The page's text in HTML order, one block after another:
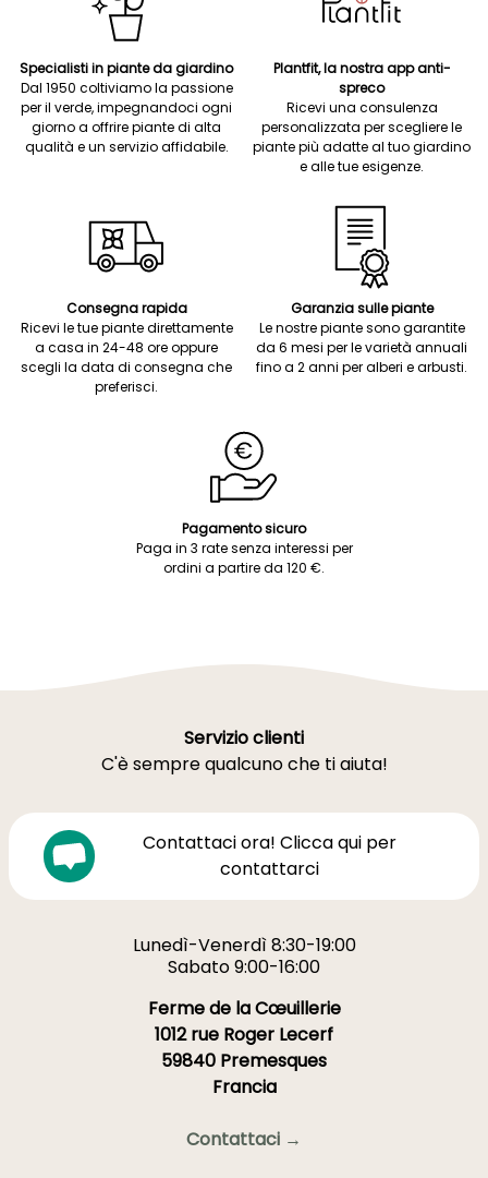
Specialisti in piante da giardino
Dal 1950 coltiviamo la passione
per il verde, impegnandoci ogni
giorno a offrire piante di alta
qualità e un servizio affidabile.
Plantfit, la nostra app anti-
spreco
Ricevi una consulenza
personalizzata per scegliere le
piante più adatte al tuo giardino
e alle tue esigenze.
Consegna rapida
Ricevi le tue piante direttamente
a casa in 24-48 ore oppure
scegli la data di consegna che
preferisci.
Garanzia sulle piante
Le nostre piante sono garantite
da 6 mesi per le varietà annuali
fino a 2 anni per alberi e arbusti.
Pagamento sicuro
Paga in 3 rate senza interessi per
ordini a partire da 120 €.
Servizio clienti
C'è sempre qualcuno che ti aiuta!
Contattaci ora! Clicca qui per
contattarci
Lunedì-Venerdì 8:30-19:00
Sabato 9:00-16:00
Ferme de la Cœuillerie
1012 rue Roger Lecerf
59840 Premesques
Francia
Contattaci →